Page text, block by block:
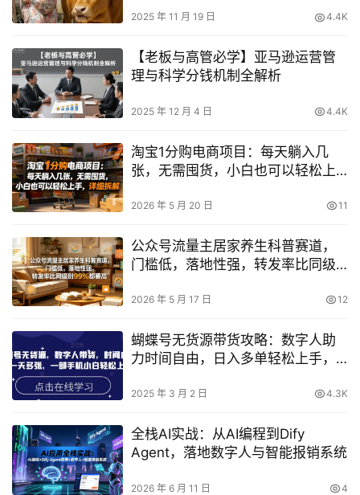
2025 年 11 月 19 日 4.4K
【老板与高管必学】亚马逊运营管
理与科学分钱机制全解析
2025 年 12 月 4 日 4.4K
淘宝1分购电商项目：每天躺入几
张，无需囤货，小白也可以轻松上
2026 年 5 月 20 日 11
公众号流量主居家养生科普赛道，
门槛低，落地性强，转发率比同级
2026 年 5 月 17 日 12
蝴蝶号无货源带货攻略：数字人助
力时间自由，日入多单轻松上手，
2025 年 3 月 2 日 4.3K
全栈AI实战：从AI编程到Dify
Agent，落地数字人与智能报销系统
2026 年 6 月 11 日 4